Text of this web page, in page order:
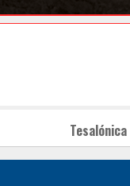
Tesalónica